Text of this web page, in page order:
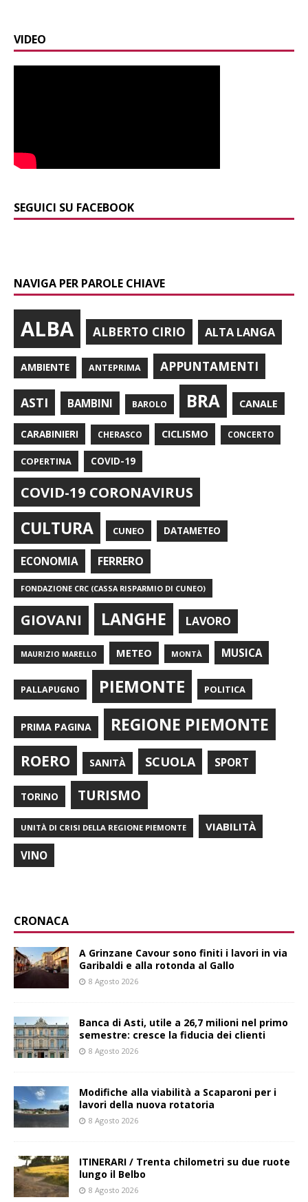
VIDEO
SEGUICI SU FACEBOOK
NAVIGA PER PAROLE CHIAVE
ALBA ALBERTO CIRIO ALTA LANGA
AMBIENTE ANTEPRIMA APPUNTAMENTI
ASTI BAMBINI BAROLO BRA CANALE
CARABINIERI CHERASCO CICLISMO CONCERTO
COPERTINA COVID-19
COVID-19 CORONAVIRUS
CULTURA CUNEO DATAMETEO
ECONOMIA FERRERO
FONDAZIONE CRC (CASSA RISPARMIO DI CUNEO)
GIOVANI LANGHE LAVORO
MAURIZIO MARELLO METEO MONTÀ MUSICA
PALLAPUGNO PIEMONTE POLITICA
PRIMA PAGINA REGIONE PIEMONTE
ROERO SANITÀ SCUOLA SPORT
TORINO TURISMO
UNITÀ DI CRISI DELLA REGIONE PIEMONTE VIABILITÀ
VINO
CRONACA
A Grinzane Cavour sono finiti i lavori in via
Garibaldi e alla rotonda al Gallo
8 Agosto 2026
Banca di Asti, utile a 26,7 milioni nel primo
semestre: cresce la fiducia dei clienti
8 Agosto 2026
Modifiche alla viabilità a Scaparoni per i
lavori della nuova rotatoria
8 Agosto 2026
ITINERARI / Trenta chilometri su due ruote
lungo il Belbo
8 Agosto 2026